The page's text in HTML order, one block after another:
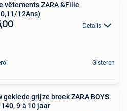
vêtements ZARA &Fille
12Ans)
Details
Gisteren
geklede grijze broek ZARA BOYS
9 à 10 jaar